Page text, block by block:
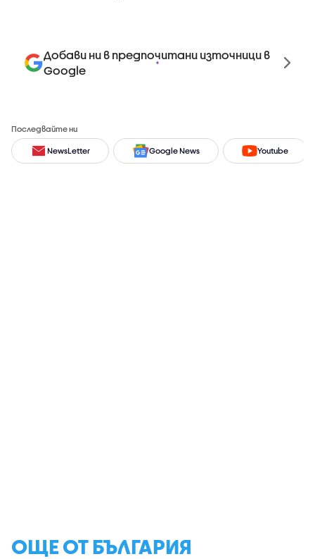
Добави ни в предпочитани източници в
Google
Последвайте ни
NewsLetter Google News Youtube
ОЩЕ ОТ БЪЛГАРИЯ